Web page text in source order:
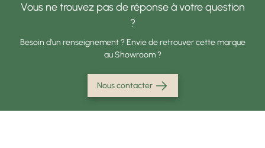
Vous ne trouvez pas de réponse à votre question
?
Besoin d’un renseignement ? Envie de retrouver cette marque
au Showroom ?
Nous contacter